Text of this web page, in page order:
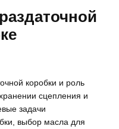
коробки и роль
сцепления и
задачи
выбор масла для